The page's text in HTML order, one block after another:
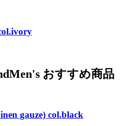
Men's おすすめ商品
gauze) col.black